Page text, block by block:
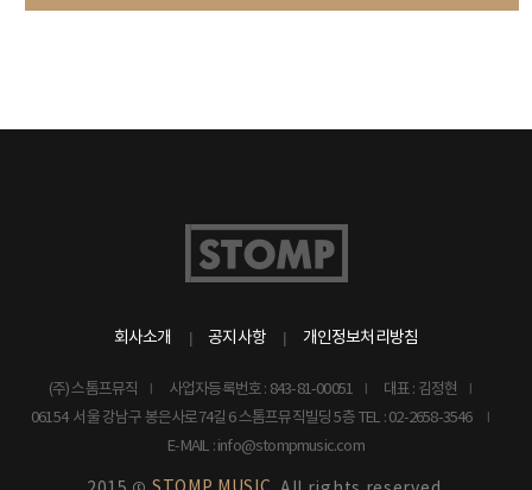
회사소개 공지사항 개인정보처리방침
(주) 스톰프뮤직 사업자등록번호 : 843-81-00051
대표 : 김정현
06154 서울 강남구 봉은사로74길 6 스톰프뮤직빌딩 5층 TEL : 02-2658-3546
E-MAIL : info@stompmusic.com